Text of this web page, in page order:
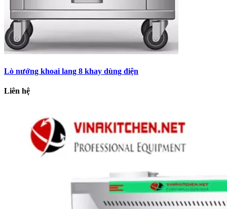
Lò nướng khoai lang 8 khay dùng điện
Liên hệ